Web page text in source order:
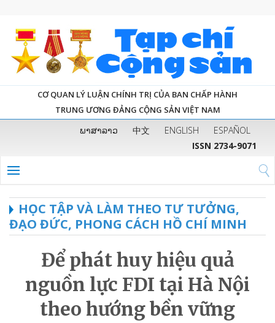
CƠ QUAN LÝ LUẬN CHÍNH TRỊ CỦA BAN CHẤP HÀNH
TRUNG ƯƠNG ĐẢNG CỘNG SẢN VIỆT NAM
ພາສາລາວ 中文 ENGLISH
ESPAÑOL
ISSN 2734-9071
HỌC TẬP VÀ LÀM THEO TƯ TƯỞNG,
ĐẠO ĐỨC, PHONG CÁCH HỒ CHÍ MINH
Để phát huy hiệu quả
nguồn lực FDI tại Hà Nội
theo hướng bền vững